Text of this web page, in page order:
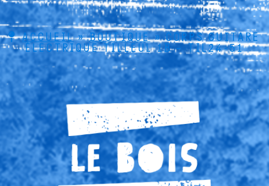
ACCUEIL»BOUTIQUE»CORPS GUITARE
ÉLECTRIQUE TILLEUL 1B – TIL24-51